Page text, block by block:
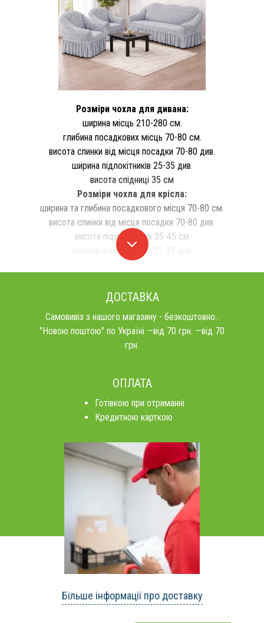
Розміри чохла для дивана:
ширина місць 210-280 см.
глибина посадкових місць 70-80 см.
висота спинки від місця посадки 70-80 див.
ширина підлокітників 25-35 див.
висота спідниці 35 см
Розміри чохла для крісла:
ширина та глибина посадкового місця 70-80 см.
висота спинки від місця посадки 70-80 див.
висота підлокітників 35-45 см
ширина підлокітників 25-35 див.
ДОСТАВКА
Самовивіз з нашого магазину - безкоштовно..
"Новою поштою" по Україні —від 70 грн. —від 70
грн.
ОПЛАТА
Готівкою при отриманні
Кредитною карткою
Більше інформації про доставку